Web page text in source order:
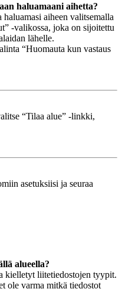
haluamaani aihetta?
aiheen valitsemalla
-valikossa, joka on sijoitettu
lähelle.
“Huomauta kun vastaus
“Tilaa alue” -linkki,
asetuksiisi ja seuraa
alueella?
kielletyt liitetiedostojen tyypit.
ole varma mitkä tiedostot